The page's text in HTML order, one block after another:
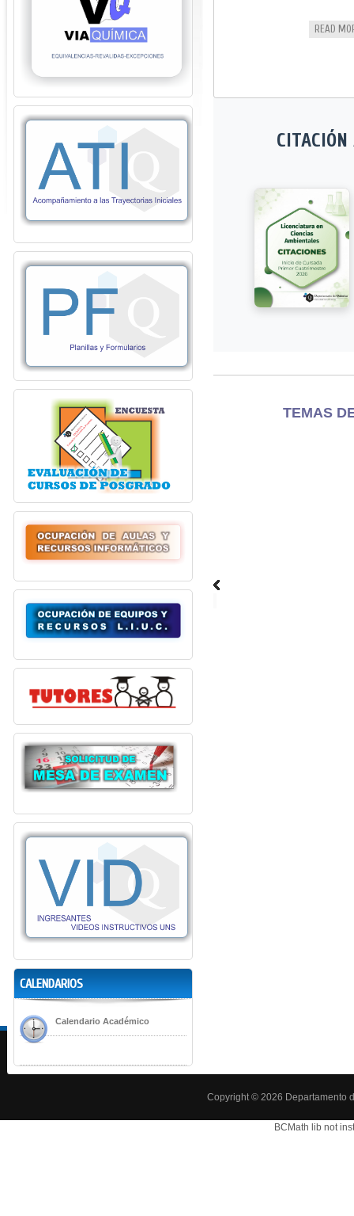
READ
TEMAS
CALENDARIOS
Calendario Académico
Copyright © 2026 Departamento
BCMath lib not